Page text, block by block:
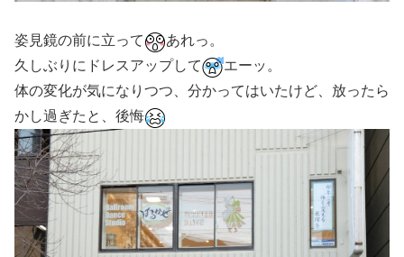
姿見鏡の前に立って
あれっ。
久しぶりにドレスアップして
エーッ。
体の変化が気になりつつ、分かってはいたけど、放ったら
かし過ぎたと、後悔